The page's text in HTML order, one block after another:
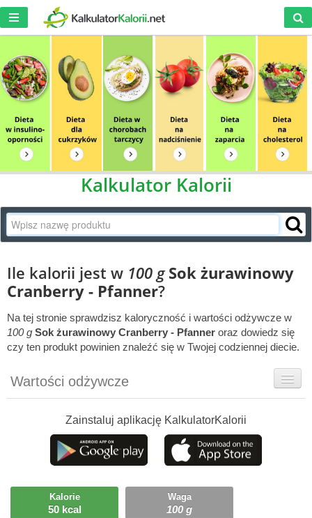
Kalkulator Kalorii
Ile kalorii jest w 100 g Sok żurawinowy
Cranberry - Pfanner?
Na tej stronie sprawdzisz kaloryczność i wartości odżywcze w
100 g Sok żurawinowy Cranberry - Pfanner oraz dowiedz się
czy ten produkt powinien znaleźć się w Twojej codziennej diecie.
Wartości odżywcze
Ciekawostki
Ile możesz zjeść?
Zainstaluj aplikację KalkulatorKalorii
Kalorie
50 kcal
Waga
100 g